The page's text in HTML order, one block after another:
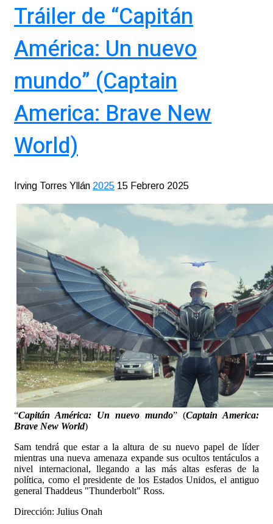
Tráiler de “Capitán
América: Un nuevo
mundo” (Captain
America: Brave New
World)
Irving Torres Yllán 2025 15 Febrero 2025
“Capitán América: Un nuevo mundo” (Captain America:
Brave New World)
Sam tendrá que estar a la altura de su nuevo papel de líder
mientras una nueva amenaza expande sus ocultos tentáculos a
nivel internacional, llegando a las más altas esferas de la
política, como el presidente de los Estados Unidos, el antiguo
general Thaddeus "Thunderbolt" Ross.
Dirección: Julius Onah